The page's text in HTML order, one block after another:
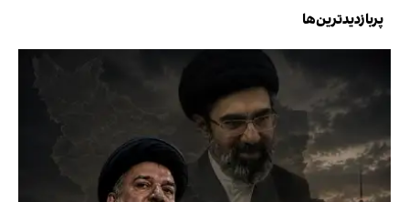
پربازدیدترین‌ها